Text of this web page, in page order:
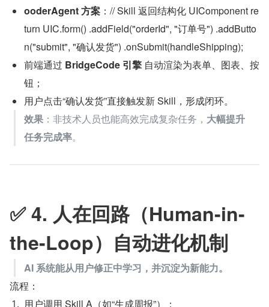
ooderAgent 方案 ：// Skill 返回结构化 UIComponent re
turn UIC.form() .addField("orderId", "订单号") .addButto
n("submit", "确认发货") .onSubmit(handleShipping);
前端通过 BridgeCode 引擎 自动渲染为表单、图表、按
钮；
用户点击“确认发货”直接触发新 Skill，形成闭环。
效果 ：非技术人员也能高效完成复杂任务， 大幅提升
任务完成率。
✅ 4. 人在回路（Human-in-
the-Loop）自动进化机制
AI 系统能从用户修正中学习，并沉淀为新能力。
流程：
用户调用 Skill A（如“生成周报”）；